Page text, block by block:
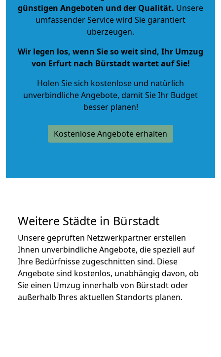
günstigen Angeboten und der Qualität. Unsere
umfassender Service wird Sie garantiert
überzeugen.
Wir legen los, wenn Sie so weit sind, Ihr Umzug
von Erfurt nach Bürstadt wartet auf Sie!
Holen Sie sich kostenlose und natürlich
unverbindliche Angebote, damit Sie Ihr Budget
besser planen!
Kostenlose Angebote erhalten
Weitere Städte in Bürstadt
Unsere geprüften Netzwerkpartner erstellen
Ihnen unverbindliche Angebote, die speziell auf
Ihre Bedürfnisse zugeschnitten sind. Diese
Angebote sind kostenlos, unabhängig davon, ob
Sie einen Umzug innerhalb von Bürstadt oder
außerhalb Ihres aktuellen Standorts planen.